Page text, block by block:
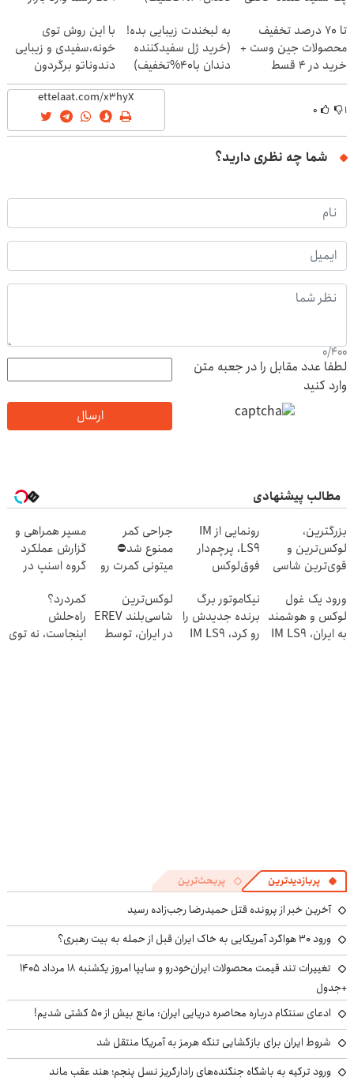
تا 70 درصد تخفیف
محصولات جین وست +
خرید در 4 قسط
به لبخندت زیبایی بده!
(خرید ژل سفیدکننده
دندان با40%تخفیف)
با این روش توی
خونه،سفیدی و زیبایی
دندوناتو برگردون
(40%off)
۱ ۰
شما چه نظری دارید؟
0/400
لطفا عدد مقابل را در جعبه متن
وارد کنید
ارسال
مطالب پیشنهادی
بزرگترین،
لوکس‌ترین و
قوی‌ترین شاسی
ایران رونمایی شد
رونمایی از IM
LS9، پرچم‌دار
فوق‌لوکس
ایران شد
جراحی کمر
ممنوع شد⛔
میتونی کمرت رو
کنی! 👈🏻
پرسش‌نامه
مسیر همراهی و
گزارش عملکرد
گروه اسنپ در
ورود یک غول
لوکس و هوشمند
به ایران، IM LS9
نیکاموتور برگ
برنده جدیدش را
رو کرد، IM LS9
لوکس‌ترین
شاسی‌بلند EREV
در ایران، توسط
کمردرد؟
راه‌حلش
اینجاست، نه توی
پربازدیدترین پربحث‌ترین
آخرین خبر از پرونده قتل حمیدرضا رجب‌زاده رسید
ورود ۳۰ هواگرد آمریکایی به خاک ایران قبل از حمله به بیت رهبری؟
تغییرات تند قیمت محصولات ایران‌خودرو و سایپا امروز یکشنبه ۱۸ مرداد ۱۴۰۵
+جدول
ادعای سنتکام درباره محاصره دریایی ایران: مانع بیش از ۵۰ کشتی شدیم!
شروط ایران برای بازگشایی تنگه هرمز به آمریکا منتقل شد
ورود ترکیه به باشگاه جنگنده‌های رادارگریز نسل پنجم؛ هند عقب ماند